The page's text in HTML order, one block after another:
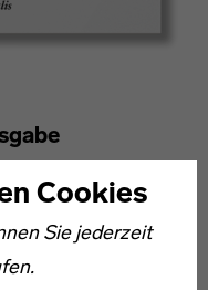
Cookies
Sie jederzeit
aus dem Bauhaus-
die Geschichte
die
neu zu denken und